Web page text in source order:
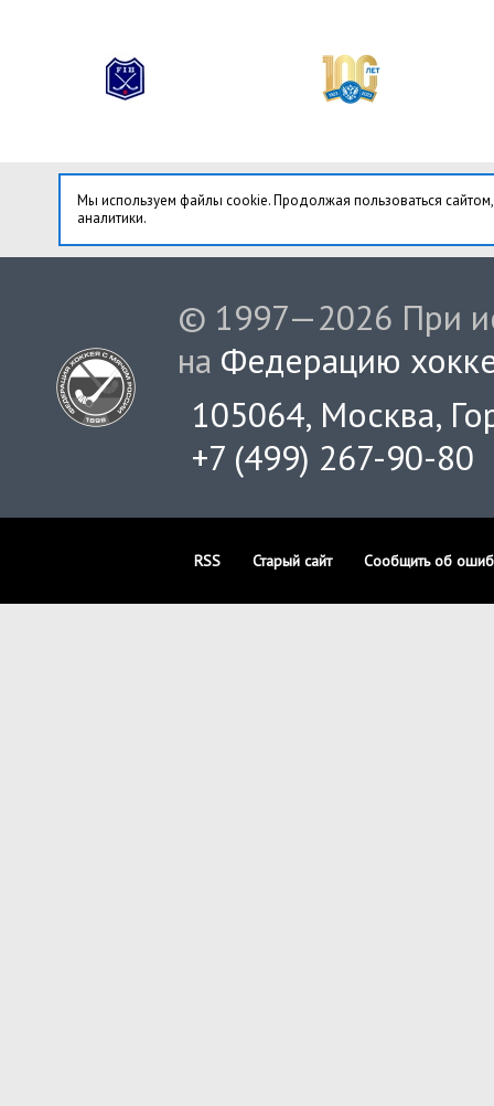
Мы используем файлы cookie. Продолжая пользоваться
аналитики.
© 1997—2026 При
на Федерацию
105064, Москва,
+7 (499) 267-90-80
RSS Старый сайт Сообщить об